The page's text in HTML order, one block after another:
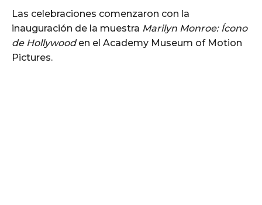
Las celebraciones comenzaron con la
inauguración de la muestra Marilyn Monroe: Ícono
de Hollywooden el Academy Museum of Motion
Pictures.